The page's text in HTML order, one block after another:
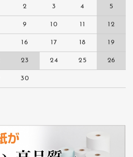
2 3 4 5
9 10 11 12
16 17 18 19
23 24 25 26
30